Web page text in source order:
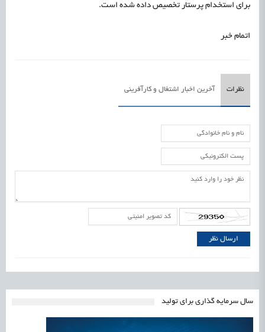
برای استخدام پرستار تخصیص داده شده است.
اتمام خبر
نظرات آخرین اخبار اشتغال و کارآفرینی
سال سرمایه گذاری برای تولید